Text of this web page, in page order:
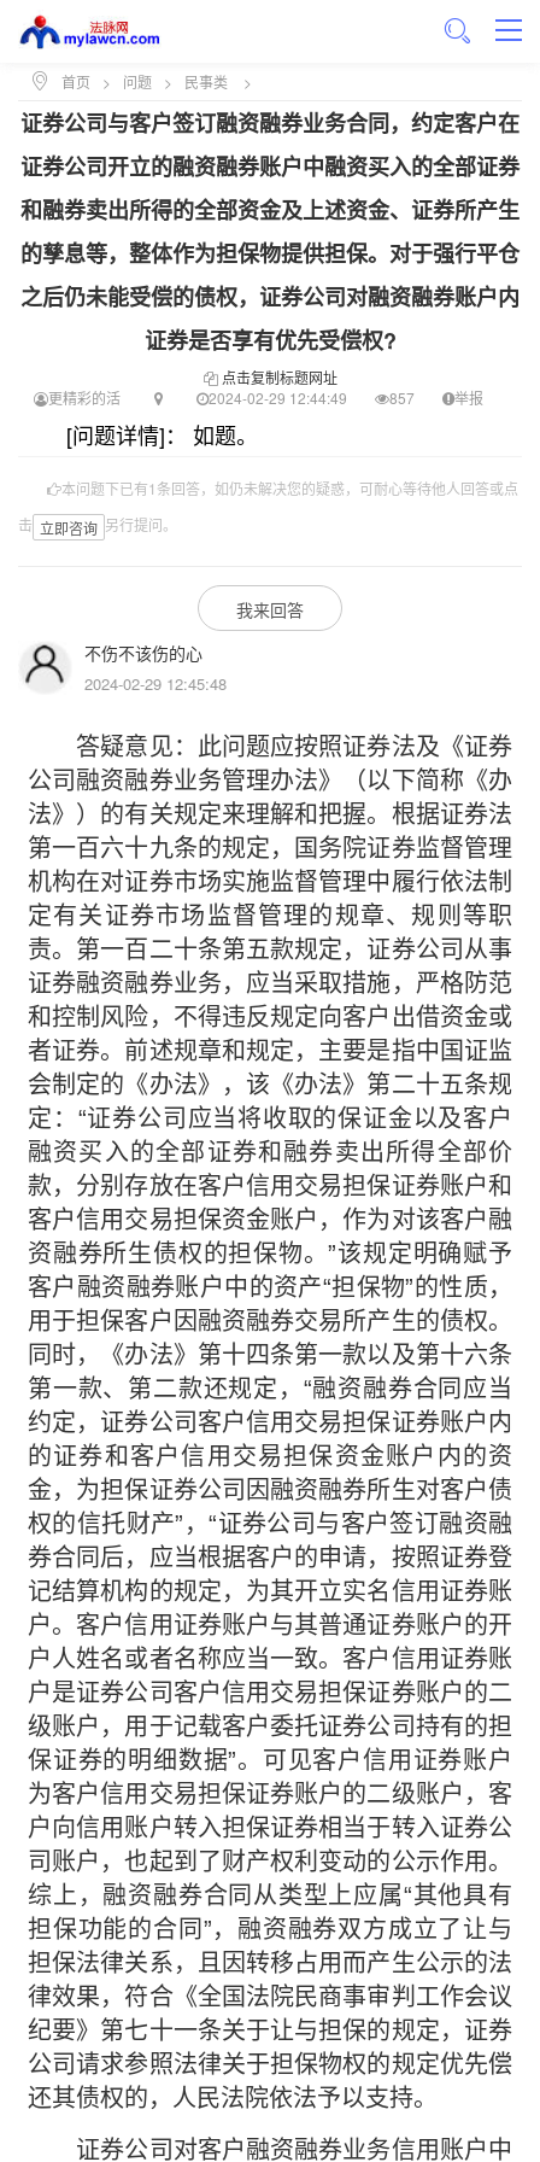
首页 > 问题 > 民事类 >
证券公司与客户签订融资融券业务合同，约定客户在
证券公司开立的融资融券账户中融资买入的全部证券
和融券卖出所得的全部资金及上述资金、证券所产生
的孳息等，整体作为担保物提供担保。对于强行平仓
之后仍未能受偿的债权，证券公司对融资融券账户内
证券是否享有优先受偿权?
点击复制标题网址
更精彩的活
2024-02-29 12:44:49 857 举报
[问题详情]： 如题。
本问题下已有1条回答，如仍未解决您的疑惑，可耐心等待他人回答或点
击 立即咨询 另行提问。
我来回答
不伤不该伤的心
2024-02-29 12:45:48
答疑意见：此问题应按照证券法及《证券
公司融资融券业务管理办法》（以下简称《办
法》）的有关规定来理解和把握。根据证券法
第一百六十九条的规定，国务院证券监督管理
机构在对证券市场实施监督管理中履行依法制
定有关证券市场监督管理的规章、规则等职
责。第一百二十条第五款规定，证券公司从事
证券融资融券业务，应当采取措施，严格防范
和控制风险，不得违反规定向客户出借资金或
者证券。前述规章和规定，主要是指中国证监
会制定的《办法》，该《办法》第二十五条规
定：“证券公司应当将收取的保证金以及客户
融资买入的全部证券和融券卖出所得全部价
款，分别存放在客户信用交易担保证券账户和
客户信用交易担保资金账户，作为对该客户融
资融券所生债权的担保物。”该规定明确赋予
客户融资融券账户中的资产“担保物”的性质，
用于担保客户因融资融券交易所产生的债权。
同时，《办法》第十四条第一款以及第十六条
第一款、第二款还规定，“融资融券合同应当
约定，证券公司客户信用交易担保证券账户内
的证券和客户信用交易担保资金账户内的资
金，为担保证券公司因融资融券所生对客户债
权的信托财产”，“证券公司与客户签订融资融
券合同后，应当根据客户的申请，按照证券登
记结算机构的规定，为其开立实名信用证券账
户。客户信用证券账户与其普通证券账户的开
户人姓名或者名称应当一致。客户信用证券账
户是证券公司客户信用交易担保证券账户的二
级账户，用于记载客户委托证券公司持有的担
保证券的明细数据”。可见客户信用证券账户
为客户信用交易担保证券账户的二级账户，客
户向信用账户转入担保证券相当于转入证券公
司账户，也起到了财产权利变动的公示作用。
综上，融资融券合同从类型上应属“其他具有
担保功能的合同”，融资融券双方成立了让与
担保法律关系，且因转移占用而产生公示的法
律效果，符合《全国法院民商事审判工作会议
纪要》第七十一条关于让与担保的规定，证券
公司请求参照法律关于担保物权的规定优先偿
还其债权的，人民法院依法予以支持。
证券公司对客户融资融券业务信用账户中